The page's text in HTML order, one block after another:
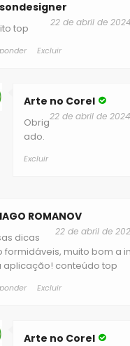
22 de abril de
top
Excluir
Arte no Corel
22 de abril de
Obrig
ado.
Excluir
ROMANOV
22 de abril de
dicas
formidáveis, muito bom a
aplicação! conteúdo top
Excluir
Arte no Corel